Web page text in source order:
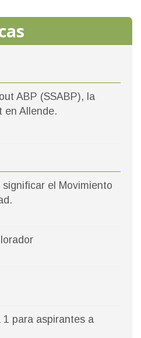
ABP (SSABP), la
en Allende.
el Movimiento
1 para aspirantes a